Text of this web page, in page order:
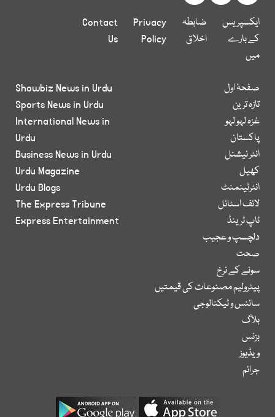
ایکسپریس
کے بارے
میں
ضابطہ
اخلاق
Privacy
Policy
Contact
Us
صفحۂ اول
تازہ ترین
غزہ لہو لہو
پاکستان
انٹر نیشنل
کھیل
انٹرٹینمنٹ
لائف اسٹائل
ٹاپ ٹرینڈ
دلچسپ و عجیب
صحت
سونے کے نرخ
پیٹرولیم مصنوعات کی قیمتیں
سائنس و ٹیکنالوجی
بلاگ
بزنس
ویڈیوز
جرائم
Showbiz News in Urdu
Sports News in Urdu
International News in
Urdu
Business News in Urdu
Urdu Magazine
Urdu Blogs
The Express Tribune
Express Entertainment